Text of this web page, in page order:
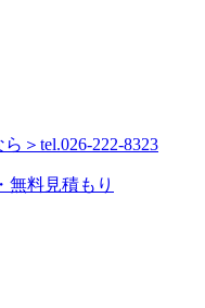
＞ tel.026-222-8323
無料見積もり